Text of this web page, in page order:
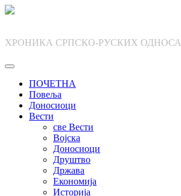
Skip
ХРОНИКА СРПСКО-РУСКИХ ОДНОСА
ПОЧЕТНА
Повеља
Доносиоци
Вести
све Вести
Војска
Доносиоци
Друштво
Држава
Економија
Историја